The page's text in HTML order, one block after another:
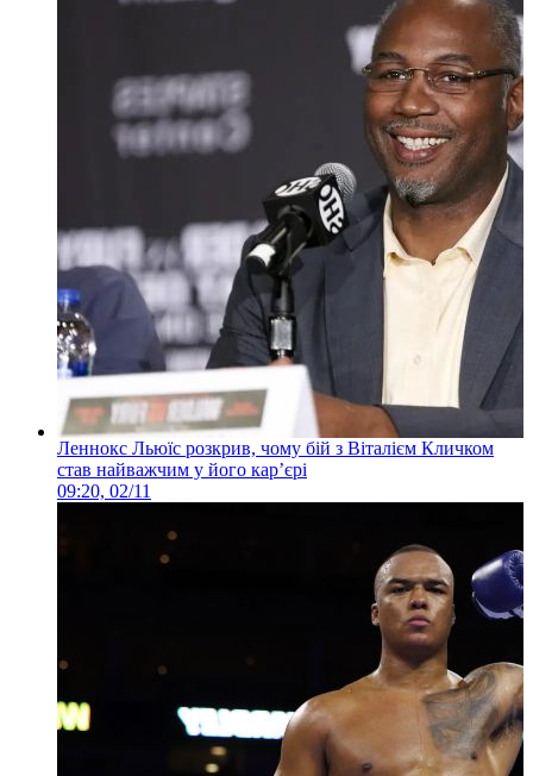
Леннокс Льюїс розкрив, чому бій з Віталієм Кличком
став найважчим у його кар’єрі
09:20, 02/11